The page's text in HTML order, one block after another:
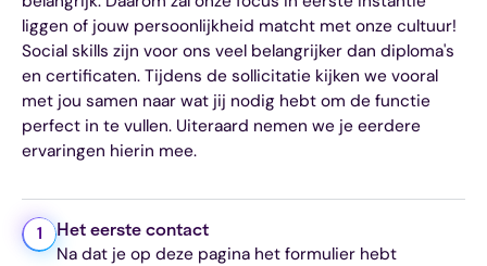
liggen of jouw persoonlijkheid matcht met onze cultuur!
Social skills zijn voor ons veel belangrijker dan diploma's
en certificaten. Tijdens de sollicitatie kijken we vooral
met jou samen naar wat jij nodig hebt om de functie
perfect in te vullen. Uiteraard nemen we je eerdere
ervaringen hierin mee.
1 Het eerste contact
Na dat je op deze pagina het formulier hebt